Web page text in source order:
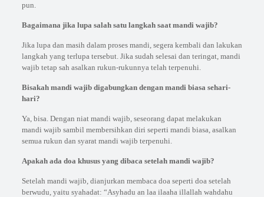
pun.
Bagaimana jika lupa salah satu langkah saat mandi wajib?
Jika lupa dan masih dalam proses mandi, segera kembali dan lakukan
langkah yang terlupa tersebut. Jika sudah selesai dan teringat, mandi
wajib tetap sah asalkan rukun-rukunnya telah terpenuhi.
Bisakah mandi wajib digabungkan dengan mandi biasa sehari-
hari?
Ya, bisa. Dengan niat mandi wajib, seseorang dapat melakukan
mandi wajib sambil membersihkan diri seperti mandi biasa, asalkan
semua rukun dan syarat mandi wajib terpenuhi.
Apakah ada doa khusus yang dibaca setelah mandi wajib?
Setelah mandi wajib, dianjurkan membaca doa seperti doa setelah
berwudu, yaitu syahadat: “Asyhadu an laa ilaaha illallah wahdahu